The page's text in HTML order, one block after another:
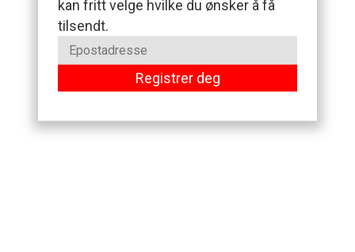
kan fritt velge hvilke du ønsker å få
tilsendt.
Registrer deg